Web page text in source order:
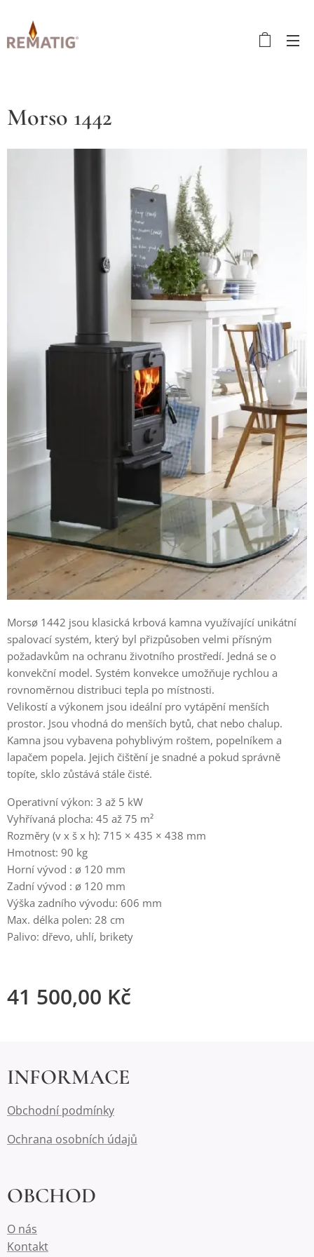
Morso 1442
Morsø 1442 jsou klasická krbová kamna využívající unikátní
spalovací systém, který byl přizpůsoben velmi přísným
požadavkům na ochranu životního prostředí. Jedná se o
konvekční model. Systém konvekce umožňuje rychlou a
rovnoměrnou distribuci tepla po místnosti.
Velikostí a výkonem jsou ideální pro vytápění menších
prostor. Jsou vhodná do menších bytů, chat nebo chalup.
Kamna jsou vybavena pohyblivým roštem, popelníkem a
lapačem popela. Jejich čištění je snadné a pokud správně
topíte, sklo zůstává stále čisté.
Operativní výkon: 3 až 5 kW
Vyhřívaná plocha: 45 až 75 m²
Rozměry (v x š x h): 715 × 435 × 438 mm
Hmotnost: 90 kg
Horní vývod : ø 120 mm
Zadní vývod : ø 120 mm
Výška zadního vývodu: 606 mm
Max. délka polen: 28 cm
Palivo: dřevo, uhlí, brikety
41 500,00 Kč
INFORMACE
Obchodní podmínky
Ochrana osobních údajů
OBCHOD
O nás
Kontakt